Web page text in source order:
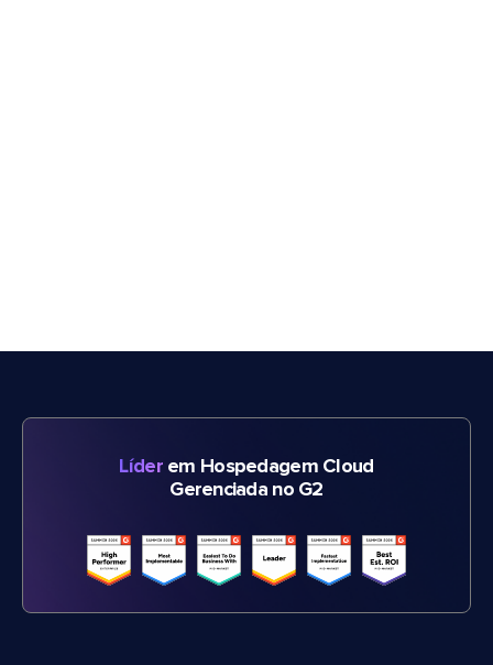
Líderem Hospedagem Cloud
Gerenciada no G2